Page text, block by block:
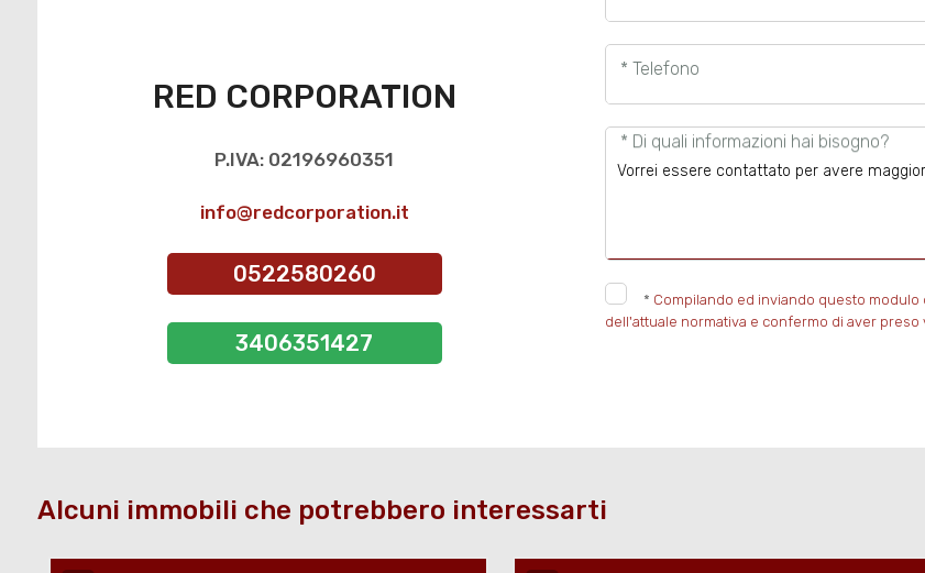
RED CORPORATION
P.IVA: 02196960351
info@redcorporation.it
0522580260
3406351427
* Telefono
* Di quali informazioni hai bisogno?
* Compilando ed inviando questo
dell'attuale normativa e confermo di aver
Alcuni immobili che potrebbero interessarti